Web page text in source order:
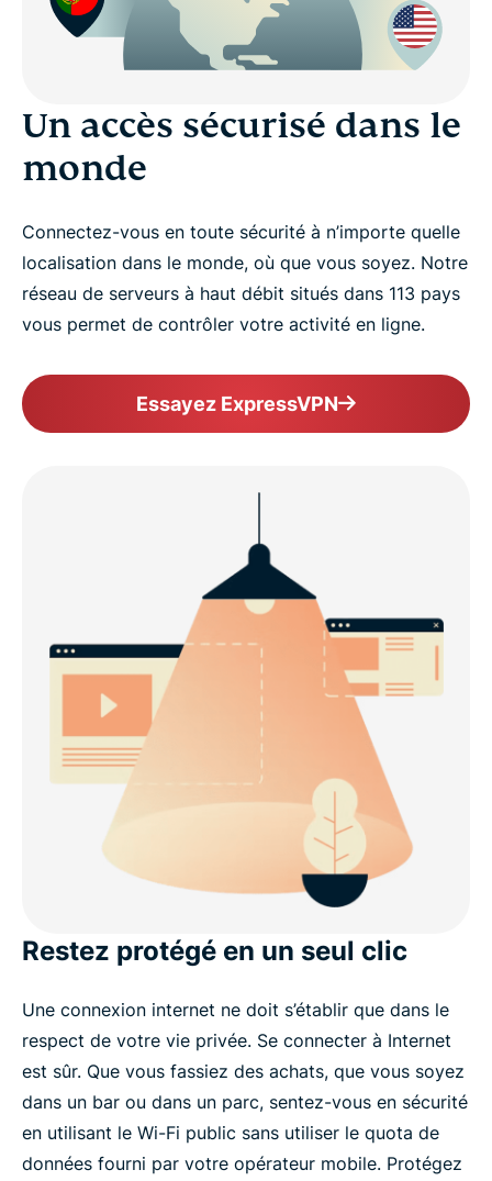
Un accès sécurisé dans le
monde
Connectez-vous en toute sécurité à n’importe quelle
localisation dans le monde, où que vous soyez. Notre
réseau de serveurs à haut débit situés dans 113 pays
vous permet de contrôler votre activité en ligne.
Essayez ExpressVPN
Restez protégé en un seul clic
Une connexion internet ne doit s’établir que dans le
respect de votre vie privée. Se connecter à Internet
est sûr. Que vous fassiez des achats, que vous soyez
dans un bar ou dans un parc, sentez-vous en sécurité
en utilisant le Wi-Fi public sans utiliser le quota de
données fourni par votre opérateur mobile. Protégez